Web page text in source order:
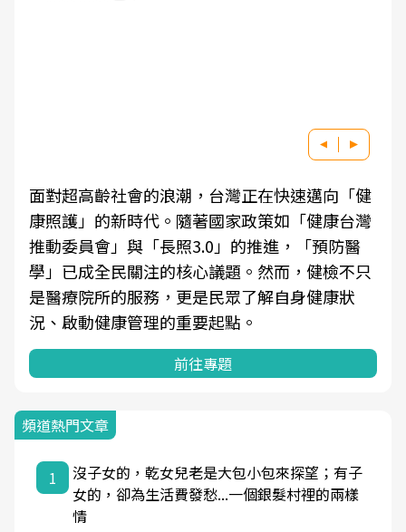
面對超高齡社會的浪潮，台灣正在快速邁向「健
康照護」的新時代。隨著國家政策如「健康台灣
推動委員會」與「長照3.0」的推進，「預防醫
學」已成全民關注的核心議題。然而，健檢不只
是醫療院所的服務，更是民眾了解自身健康狀
況、啟動健康管理的重要起點。
前往專題
頻道熱門文章
1
沒子女的，乾女兒老是大包小包來探望；有子
女的，卻為生活費發愁...一個銀髮村裡的兩樣
情